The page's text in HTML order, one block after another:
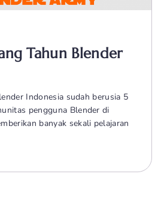
Tahun Blender
Indonesia sudah berusia 5
pengguna Blender di
banyak sekali pelajaran